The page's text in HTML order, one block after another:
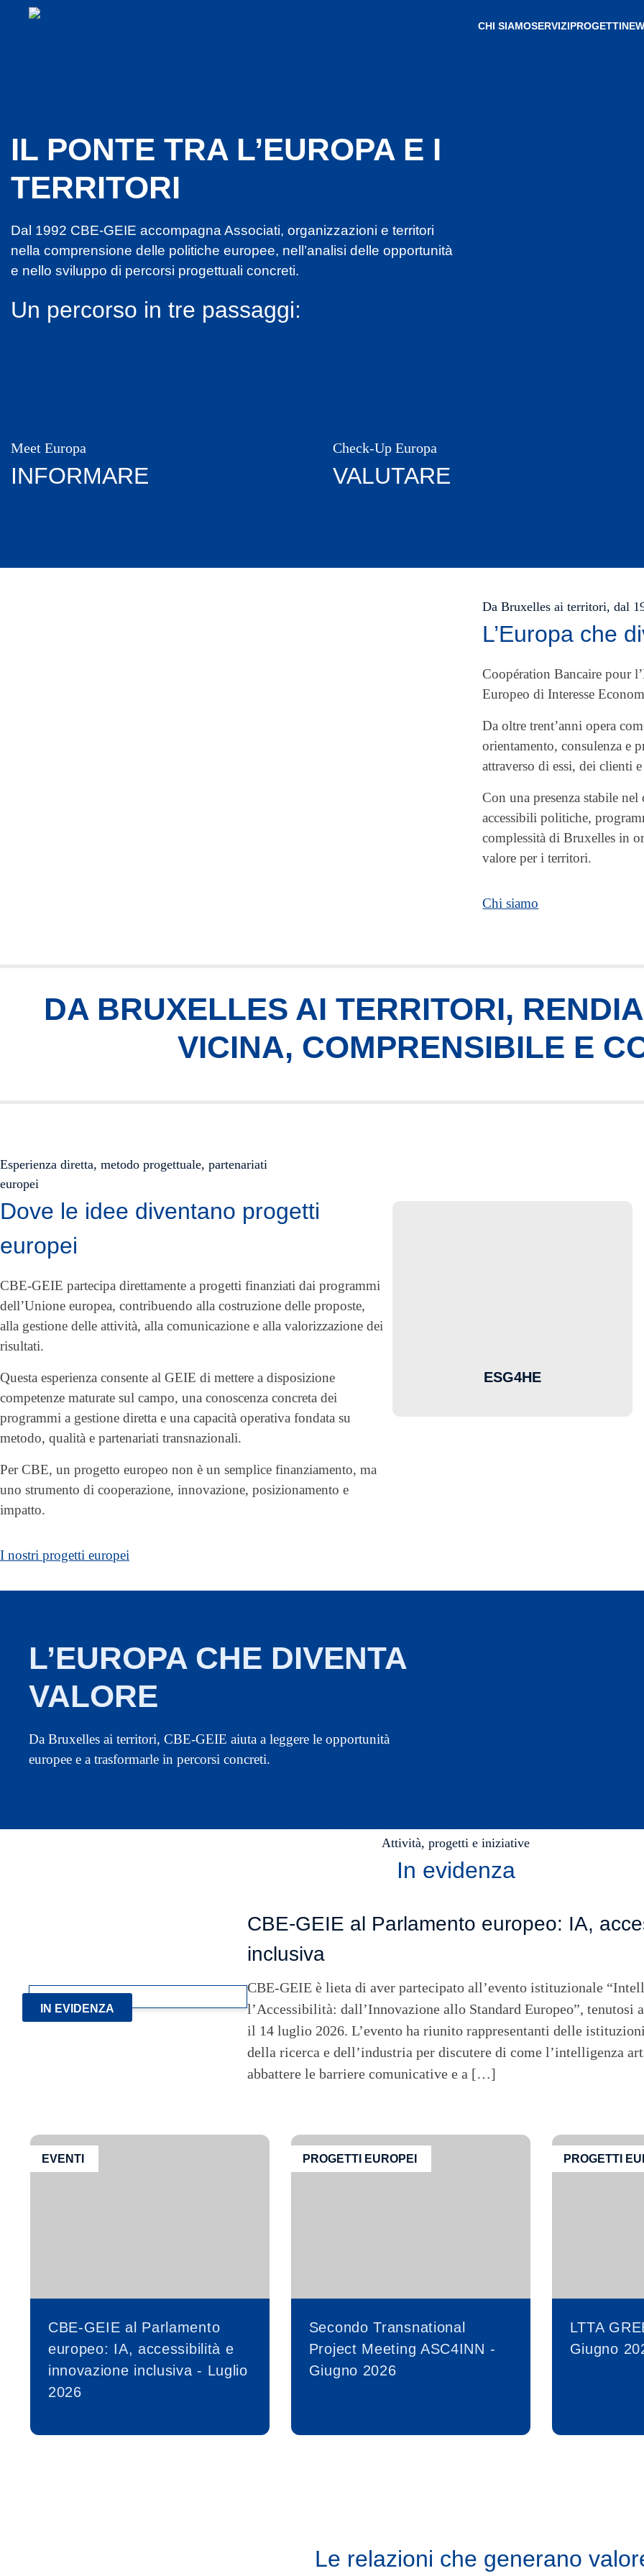
CHI SIAMOSERVIZIPROGETTI
IL PONTE TRA L’EUROPA E I
TERRITORI
Dal 1992 CBE-GEIE accompagna Associati, organizzazioni e territori
nella comprensione delle politiche europee, nell’analisi delle opportunità
e nello sviluppo di percorsi progettuali concreti.
Un percorso in tre passaggi:
Meet Europa
INFORMARE
Check-Up Europa
VALUTARE
Da Bruxelles ai territori, dal
L’Europa che
Coopération Bancaire pour
Europeo di Interesse
Da oltre trent’anni opera
orientamento, consulenza e
attraverso di essi, dei clienti
Con una presenza stabile
accessibili politiche,
complessità di Bruxelles in
valore per i territori.
Chi siamo
DA BRUXELLES AI TERRITORI,
VICINA, COMPRENSIBILE E
Esperienza diretta, metodo progettuale, partenariati
europei
Dove le idee diventano progetti
europei
CBE-GEIE partecipa direttamente a progetti finanziati dai programmi
dell’Unione europea, contribuendo alla costruzione delle proposte,
alla gestione delle attività, alla comunicazione e alla valorizzazione dei
risultati.
Questa esperienza consente al GEIE di mettere a disposizione
competenze maturate sul campo, una conoscenza concreta dei
programmi a gestione diretta e una capacità operativa fondata su
metodo, qualità e partenariati transnazionali.
Per CBE, un progetto europeo non è un semplice finanziamento, ma
uno strumento di cooperazione, innovazione, posizionamento e
impatto.
I nostri progetti europei
ESG4HE
L’EUROPA CHE DIVENTA
VALORE
Da Bruxelles ai territori, CBE-GEIE aiuta a leggere le opportunità
europee e a trasformarle in percorsi concreti.
Attività, progetti e iniziative
In evidenza
IN EVIDENZA
CBE-GEIE al Parlamento europeo: IA,
inclusiva
CBE-GEIE è lieta di aver partecipato all’evento istituzionale
l’Accessibilità: dall’Innovazione allo Standard Europeo”, tenutosi
il 14 luglio 2026. L’evento ha riunito rappresentanti delle
della ricerca e dell’industria per discutere di come l’intelligenza
abbattere le barriere comunicative e a […]
EVENTI
CBE-GEIE al Parlamento
europeo: IA, accessibilità e
innovazione inclusiva - Luglio
2026
PROGETTI EUROPEI
Secondo Transnational
Project Meeting ASC4INN -
Giugno 2026
PROGETTI
LTTA
Giugno
Le relazioni che generano